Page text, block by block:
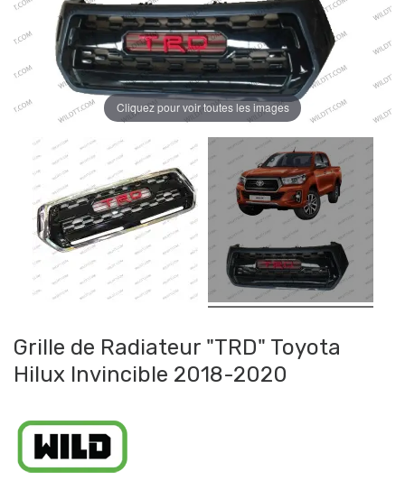
Cliquez pour voir toutes les images
Grille de Radiateur "TRD" Toyota
Hilux Invincible 2018-2020